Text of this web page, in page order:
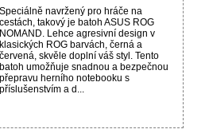
Speciálně navržený pro hráče na
cestách, takový je batoh ASUS ROG
NOMAND. Lehce agresivní design v
klasických ROG barvách, černá a
červená, skvěle doplní váš styl. Tento
batoh umožňuje snadnou a bezpečnou
přepravu herního notebooku s
příslušenstvím a d...